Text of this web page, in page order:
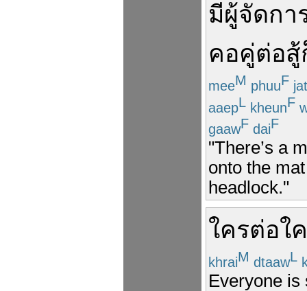
มีผู้จัดกา
คอคู่ต่อสู้
meeM phuuF jat
aaepL kheunF
gaawF daiF
"There’s a
onto the
headlock."
ใครต่อใ
khraiM dtaawL
Everyone is